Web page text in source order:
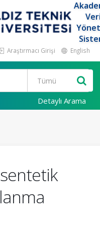
Araştırmacı Girişi English
Detaylı Arama